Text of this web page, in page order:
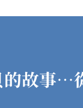
的故事…